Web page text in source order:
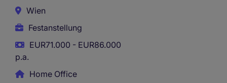
Wien
Festanstellung
EUR71.000 - EUR86.000
p.a.
Home Office